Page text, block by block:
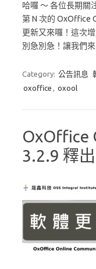
e
b
o
o
k
k
哈囉 ～ 各位長期關
第 N 次的 OxOffice
更新又來囉！這次
別急別急！讓我們
Category: 公告訊息
oxoffice , oxool
OxOffice
3.2.9 釋出